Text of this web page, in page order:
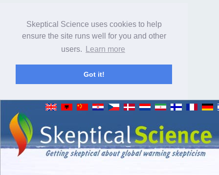
Skeptical Science uses cookies to help
ensure the site runs well for you and other
users.
Learn more
Got it!